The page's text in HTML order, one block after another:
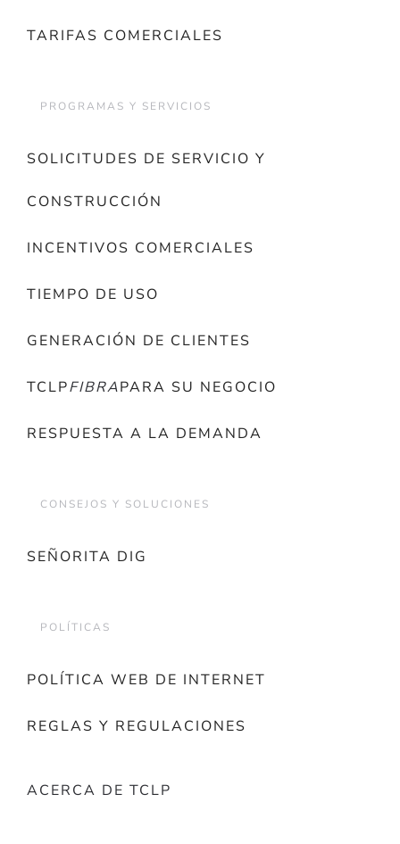
TARIFAS COMERCIALES
PROGRAMAS Y SERVICIOS
SOLICITUDES DE SERVICIO Y
CONSTRUCCIÓN
INCENTIVOS COMERCIALES
TIEMPO DE USO
GENERACIÓN DE CLIENTES
TCLPFIBRAPARA SU NEGOCIO
RESPUESTA A LA DEMANDA
CONSEJOS Y SOLUCIONES
SEÑORITA DIG
POLÍTICAS
POLÍTICA WEB DE INTERNET
REGLAS Y REGULACIONES
ACERCA DE TCLP